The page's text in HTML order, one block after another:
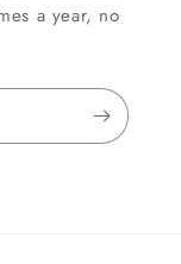
a year, no